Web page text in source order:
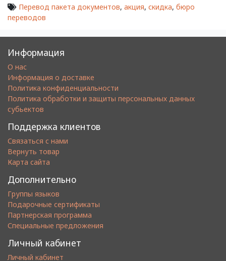
Перевод пакета документов, акция, скидка, бюро
переводов
Информация
О нас
Информация о доставке
Политика конфиденциальности
Политика обработки и защиты персональных данных
субьектов
Поддержка клиентов
Связаться с нами
Вернуть товар
Карта сайта
Дополнительно
Группы языков
Подарочные сертификаты
Партнерская программа
Специальные предложения
Личный кабинет
Личный кабинет